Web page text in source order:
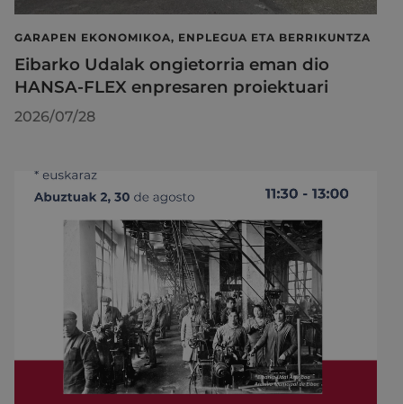
GARAPEN EKONOMIKOA, ENPLEGUA ETA BERRIKUNTZA
Eibarko Udalak ongietorria eman dio
HANSA-FLEX enpresaren proiektuari
2026/07/28